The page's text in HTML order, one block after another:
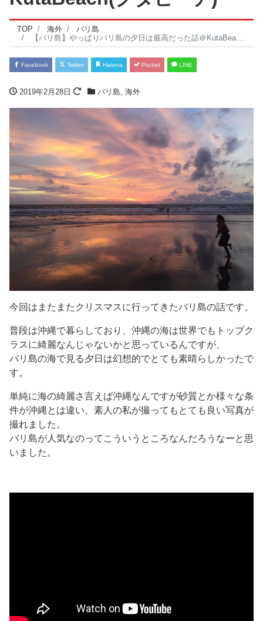
TOP 海外
バリ島
【バリ島】やっぱりバリ島の夕日は最高だった話＠KutaBeach(クタビーチ)
Facebook Twitter Hatena Pocket LINE
2019年2月28日 バリ島, 海外
今回はまたまたクリスマスに行ってきたバリ島の話です。
普段は沖縄で暮らしており、沖縄の海は世界でもトップク
ラスに綺麗なんじゃないかと思っているんですが、
バリ島の海で見る夕日は幻想的でとても素晴らしかったで
す。
単純に海の綺麗さ言えば沖縄なんですが砂質とか様々な条
件が沖縄とは違い、素人の私が撮ってもとても良い写真が
撮れました。
バリ島が人気なのってこういうところなんだろうなーと思
いました。